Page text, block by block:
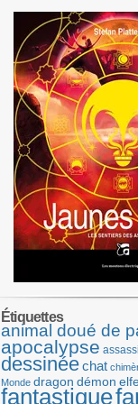
Étiquettes
animal doué de
apocalypse
dessinéechat
Monde dragon démon
fantastique